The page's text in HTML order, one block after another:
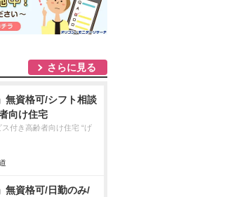
さらに見る
無資格可/シフト相談
向け住宅
付き高齢者向け住宅 “げ
無資格可/日勤のみ/